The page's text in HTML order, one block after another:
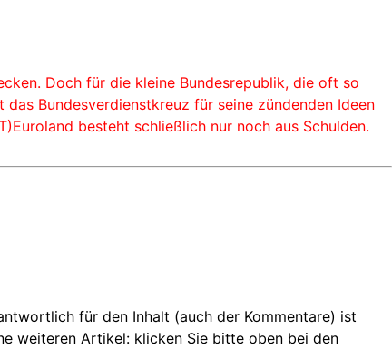
Doch für die kleine Bundesrepublik, die oft so
Bundesverdienstkreuz für seine zündenden Ideen
besteht schließlich nur noch aus Schulden.
für den Inhalt (auch der Kommentare) ist
weiteren Artikel: klicken Sie bitte oben bei den